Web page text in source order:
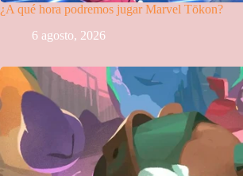
¿A qué hora podremos jugar Marvel Tōkon?
6 agosto, 2026